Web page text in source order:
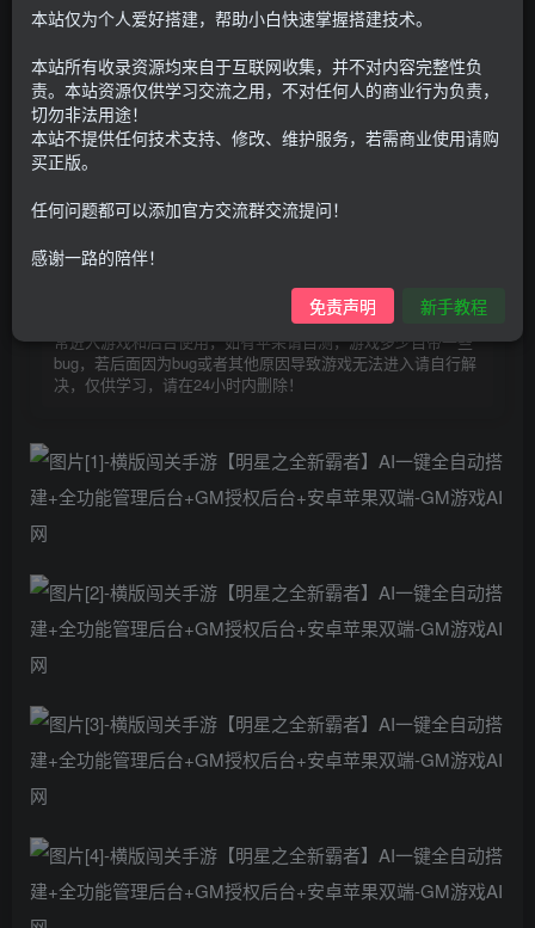
运营后台+GM授权后台+安卓苹果双端【注：建议用腾讯云或者易
联系Q群---736021860---GM游戏AI网---管理员《易云服务器-
https://123.yxjs.ltd/cart》。】
G币30 G币100
仅支持云服务器搭建，适用于小白快速搭建，只能确保安卓正
常进入游戏和后台使用，如有苹果请自测，游戏多少自带一些
bug，若后面因为bug或者其他原因导致游戏无法进入请自行解
决，仅供学习，请在24小时内删除！
本站仅为个人爱好搭建，帮助小白快速掌握搭建技术。
本站所有收录资源均来自于互联网收集，并不对内容完整性负
责。本站资源仅供学习交流之用，不对任何人的商业行为负责，
切勿非法用途！
本站不提供任何技术支持、修改、维护服务，若需商业使用请购
买正版。
任何问题都可以添加官方交流群交流提问！
感谢一路的陪伴！
免责声明 新手教程